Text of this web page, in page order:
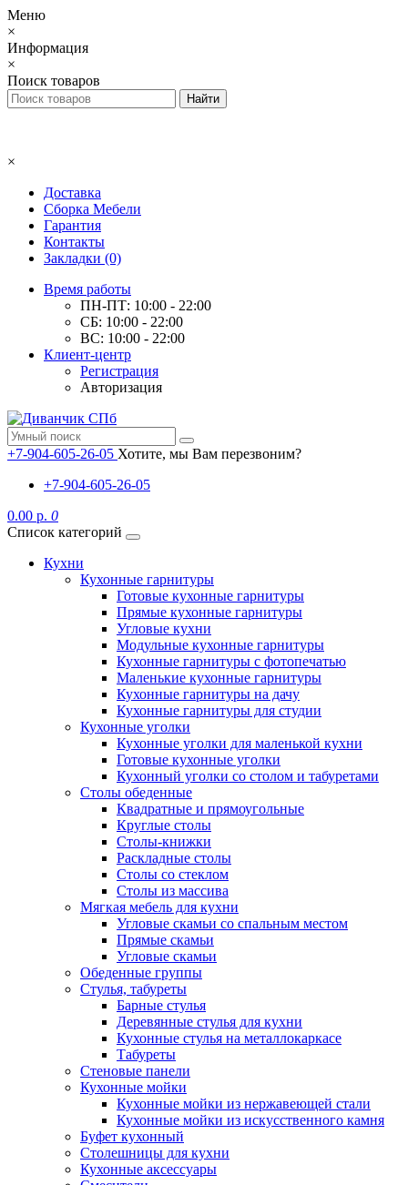
Меню
×
Информация
×
Поиск товаров
×
Доставка
Сборка Мебели
Гарантия
Контакты
Закладки (0)
Время работы
ПН-ПТ: 10:00 - 22:00
СБ: 10:00 - 22:00
ВС: 10:00 - 22:00
Клиент-центр
Регистрация
Авторизация
+7-904-605-26-05 Хотите, мы Вам перезвоним?
+7-904-605-26-05
0.00 р. 0
Список категорий
Кухни
Кухонные гарнитуры
Готовые кухонные гарнитуры
Прямые кухонные гарнитуры
Угловые кухни
Модульные кухонные гарнитуры
Кухонные гарнитуры с фотопечатью
Маленькие кухонные гарнитуры
Кухонные гарнитуры на дачу
Кухонные гарнитуры для студии
Кухонные уголки
Кухонные уголки для маленькой кухни
Готовые кухонные уголки
Кухонный уголки со столом и табуретами
Столы обеденные
Квадратные и прямоугольные
Круглые столы
Столы-книжки
Раскладные столы
Столы со стеклом
Столы из массива
Мягкая мебель для кухни
Угловые скамьи со спальным местом
Прямые скамьи
Угловые скамьи
Обеденные группы
Стулья, табуреты
Барные стулья
Деревянные стулья для кухни
Кухонные стулья на металлокаркасе
Табуреты
Стеновые панели
Кухонные мойки
Кухонные мойки из нержавеющей стали
Кухонные мойки из искусственного камня
Буфет кухонный
Столешницы для кухни
Кухонные аксессуары